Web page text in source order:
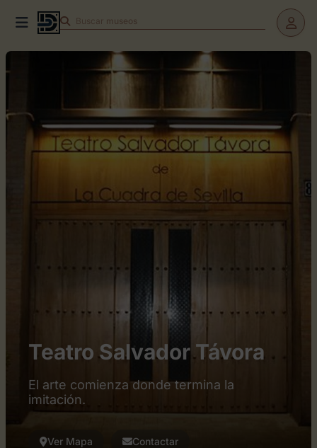
Buscar museos
Teatro Salvador Távora
El arte comienza donde termina la
imitación.
Ver Mapa Contactar